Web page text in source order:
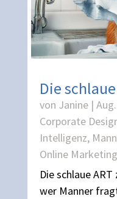
Die
von Janine|
Corporate
Intelligenz,
Online Marketing
Die schlaue
wer Manner